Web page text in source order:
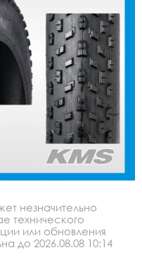
незначительно
технического
или обновления
до 2026.08.08 10:14